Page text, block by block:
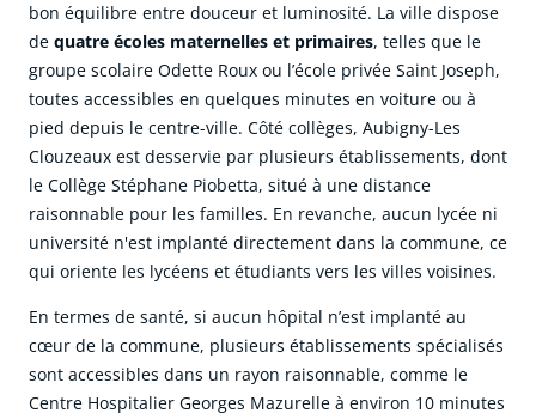
bon équilibre entre douceur et luminosité. La ville dispose
de quatre écoles maternelles et primaires, telles que le
groupe scolaire Odette Roux ou l’école privée Saint Joseph,
toutes accessibles en quelques minutes en voiture ou à
pied depuis le centre-ville. Côté collèges, Aubigny-Les
Clouzeaux est desservie par plusieurs établissements, dont
le Collège Stéphane Piobetta, situé à une distance
raisonnable pour les familles. En revanche, aucun lycée ni
université n'est implanté directement dans la commune, ce
qui oriente les lycéens et étudiants vers les villes voisines.
En termes de santé, si aucun hôpital n’est implanté au
cœur de la commune, plusieurs établissements spécialisés
sont accessibles dans un rayon raisonnable, comme le
Centre Hospitalier Georges Mazurelle à environ 10 minutes